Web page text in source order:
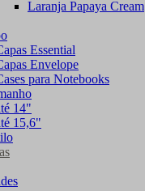
Laranja Papaya Cream
Essential
Envelope
para Notebooks
14"
15,6"